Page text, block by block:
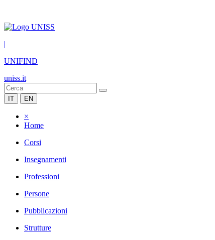
|
UNIFIND
uniss.it
IT EN
×
Home
Corsi
Insegnamenti
Professioni
Persone
Pubblicazioni
Strutture